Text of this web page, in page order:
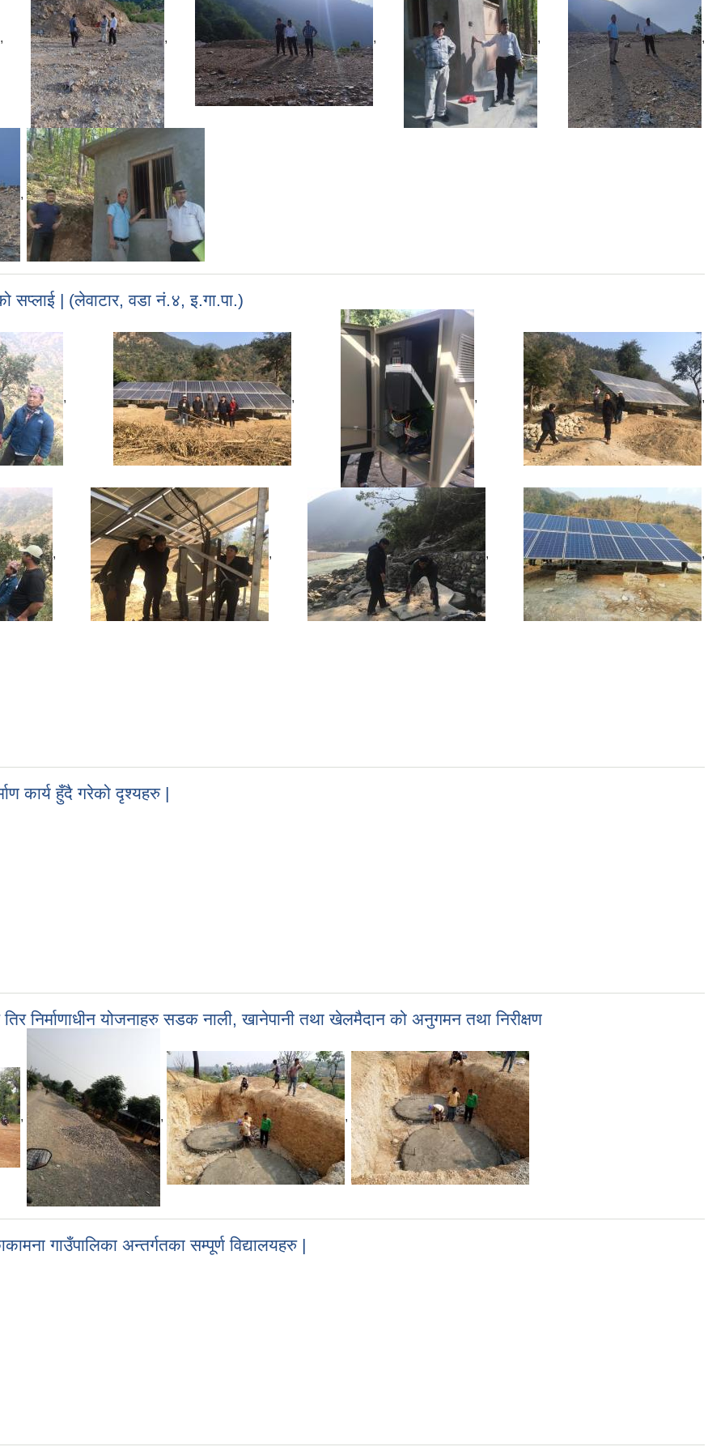
, , , , ,
,
सप्लाई | (लेवाटार, वडा नं.४, इ.गा.पा.)
, , , ,
, , , ,
कार्य हुँदै गरेको दृश्यहरु |
निर्माणाधीन योजनाहरु सडक नाली, खानेपानी तथा खेलमैदान को अनुगमन तथा निरीक्षण
, , ,
गाउँपालिका अन्तर्गतका सम्पूर्ण विद्यालयहरु |